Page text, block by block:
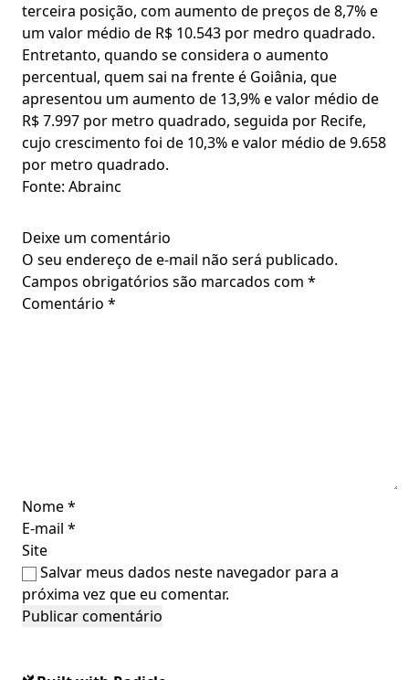
terceira posição, com aumento de preços de 8,7% e
um valor médio de R$ 10.543 por medro quadrado.
Entretanto, quando se considera o aumento
percentual, quem sai na frente é Goiânia, que
apresentou um aumento de 13,9% e valor médio de
R$ 7.997 por metro quadrado, seguida por Recife,
cujo crescimento foi de 10,3% e valor médio de 9.658
por metro quadrado.
Fonte: Abrainc
Deixe um comentário
O seu endereço de e-mail não será publicado.
Campos obrigatórios são marcados com *
Comentário *
Nome*
E-mail *
Site
Salvar meus dados neste navegador para a
próxima vez que eu comentar.